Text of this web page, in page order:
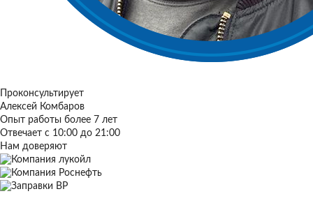
Проконсультирует
Алексей Комбаров
Опыт работы более 7 лет
Отвечает с 10:00 до 21:00
Нам доверяют